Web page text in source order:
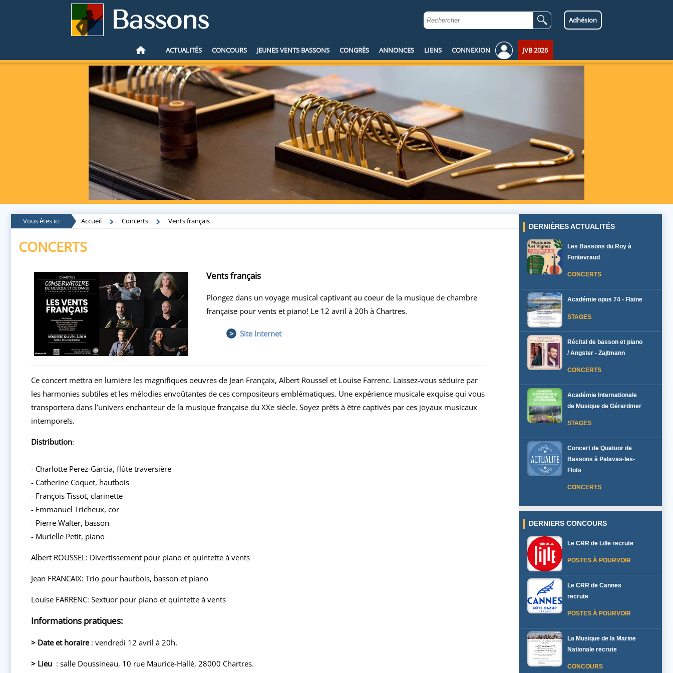
Bassons Adhésion
MENU
ACTUALITÉS CONCOURS JEUNES VENTS BASSONS CONGRÈS ANNONCES LIENS CONNEXION JVB 2026
Vous êtes ici Accueil Concerts Vents français
CONCERTS
Vents français
Plongez dans un voyage musical captivant au coeur de la musique de chambre
française pour vents et piano! Le 12 avril à 20h à Chartres.
> Site Internet
Ce concert mettra en lumière les magnifiques oeuvres de Jean Françaix, Albert Roussel et Louise Farrenc. Laissez-vous séduire par
les harmonies subtiles et les mélodies envoûtantes de ces compositeurs emblématiques. Une expérience musicale exquise qui vous
transportera dans l’univers enchanteur de la musique française du XXe siècle. Soyez prêts à être captivés par ces joyaux musicaux
intemporels.
Distribution:
- Charlotte Perez-Garcia, flûte traversière
- Catherine Coquet, hautbois
- François Tissot, clarinette
- Emmanuel Tricheux, cor
- Pierre Walter, basson
- Murielle Petit, piano
Albert ROUSSEL: Divertissement pour piano et quintette à vents
Jean FRANCAIX: Trio pour hautbois, basson et piano
Louise FARRENC: Sextuor pour piano et quintette à vents
Informations pratiques:
> Date et horaire : vendredi 12 avril à 20h.
> Lieu : salle Doussineau, 10 rue Maurice-Hallé, 28000 Chartres.
DERNIÈRES ACTUALITÉS
Les Bassons du Roy à
Fontevraud
CONCERTS
Académie opus 74 - Flaine
STAGES
Récital de basson et piano
/ Angster - Zajtmann
CONCERTS
Académie Internationale
de Musique de Gérardmer
STAGES
Concert de Quatuor de
Bassons à Palavas-les-
Flots
CONCERTS
DERNIERS CONCOURS
Le CRR de Lille recrute
POSTES À POURVOIR
Le CRR de Cannes
recrute
POSTES À POURVOIR
La Musique de la Marine
Nationale recrute
CONCOURS